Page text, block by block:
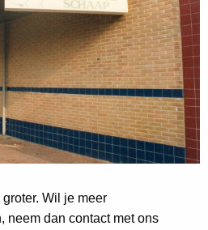
Wil je meer
neem dan contact met ons